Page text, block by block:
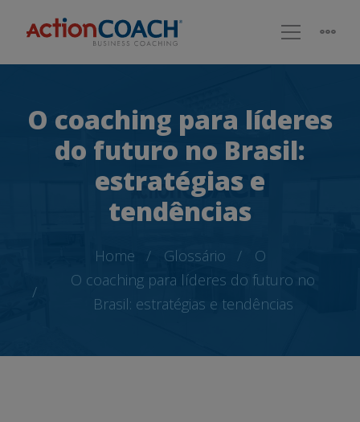
O coaching para líderes
do futuro no Brasil:
estratégias e
tendências
Home Glossário
O
O coaching para líderes do futuro no
Brasil: estratégias e tendências